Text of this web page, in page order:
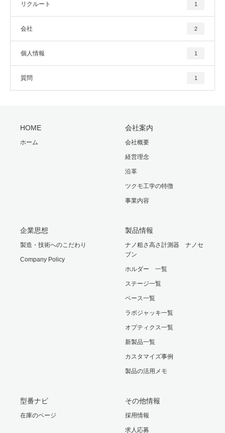
リクルート 1
会社 2
個人情報 1
質問 1
HOME
ホーム
会社案内
会社概要
経営理念
沿革
ツクモ工学の特徴
事業内容
企業思想
製造・技術へのこだわり
Company Policy
製品情報
ナノ粗さ高さ計測器 ナノセ
ブン
ホルダー 一覧
ステージ一覧
ベース一覧
ラボジャッキ一覧
オプティクス一覧
新製品一覧
カスタマイズ事例
製品の活用メモ
型番ナビ
在庫のページ
その他情報
採用情報
求人応募